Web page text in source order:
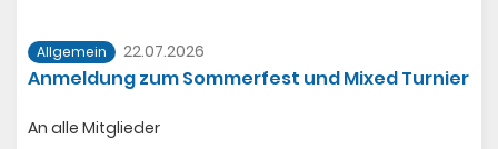
Allgemein 22.07.2026
Anmeldung zum Sommerfest und Mixed Turnier
An alle Mitglieder